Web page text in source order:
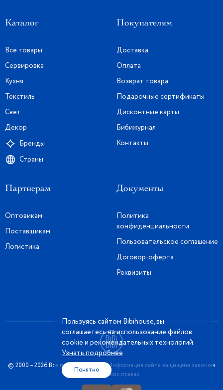
Каталог
Все товары
Сервировка
Кухня
Текстиль
Свет
Декор
Бренды
Страны
Покупателям
Доставка
Оплата
Возврат товара
Подарочные сертификаты
Дисконтные карты
Бибижурнал
Контакты
Партнерам
Оптовикам
Поставщикам
Логистика
Документы
Политика
конфиденциальности
Пользовательское соглашение
Договор-оферта
Реквизиты
© 2000 – 2026 Все права защищены. Информация сайта защищена законом
об авторских правах.
Пользуясь сайтом Bibihouse, вы
соглашаетесь на использование файлов
cookie и рекомендательных технологий.
Узнать подробнее
Понятно